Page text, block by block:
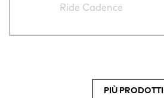
Ride Cadence
PIÙ PRODOTTI